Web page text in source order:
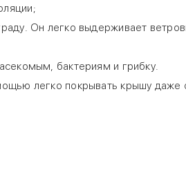
Он легко выдерживает
бактериям и грибку.
легко покрывать крышу даже